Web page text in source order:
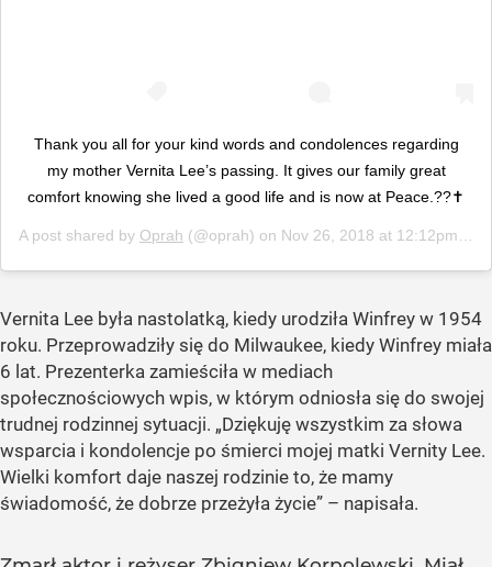
Thank you all for your kind words and condolences regarding
my mother Vernita Lee’s passing. It gives our family great
comfort knowing she lived a good life and is now at Peace.??✝️
A post shared by Oprah (@oprah) on Nov 26, 2018 at 12:12pm PST
Vernita Lee była nastolatką, kiedy urodziła Winfrey w 1954
roku. Przeprowadziły się do Milwaukee, kiedy Winfrey miała
6 lat. Prezenterka zamieściła w mediach
społecznościowych wpis, w którym odniosła się do swojej
trudnej rodzinnej sytuacji. „Dziękuję wszystkim za słowa
wsparcia i kondolencje po śmierci mojej matki Vernity Lee.
Wielki komfort daje naszej rodzinie to, że mamy
świadomość, że dobrze przeżyła życie” – napisała.